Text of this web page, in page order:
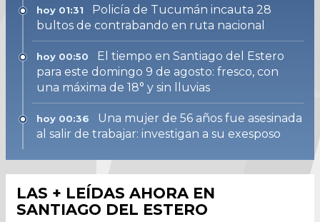
hoy 01:31
Policía de Tucumán incauta 28
bultos de contrabando en ruta nacional
hoy 00:50
El tiempo en Santiago del Estero
para este domingo 9 de agosto: fresco, con
una máxima de 18° y sin lluvias
hoy 00:36
Una mujer de 56 años fue asesinada
al salir de trabajar: investigan a su exesposo
LAS + LEÍDAS AHORA EN
SANTIAGO DEL ESTERO